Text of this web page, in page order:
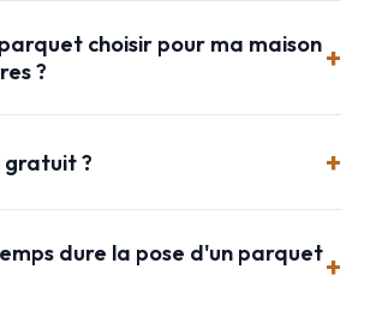
choisir pour ma maison
?
+
gratuit ? +
dure la pose d'un parquet+